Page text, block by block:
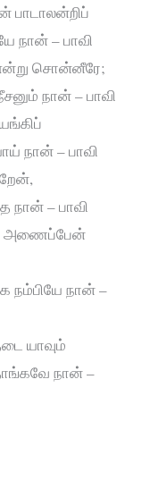
பாடாலன்றிப்
நான் – பாவி
சொன்னீரே;
நான் – பாவி
நான் – பாவி
நான் – பாவி
அணைப்பேன்
நான் –
யாவும்
நான் –